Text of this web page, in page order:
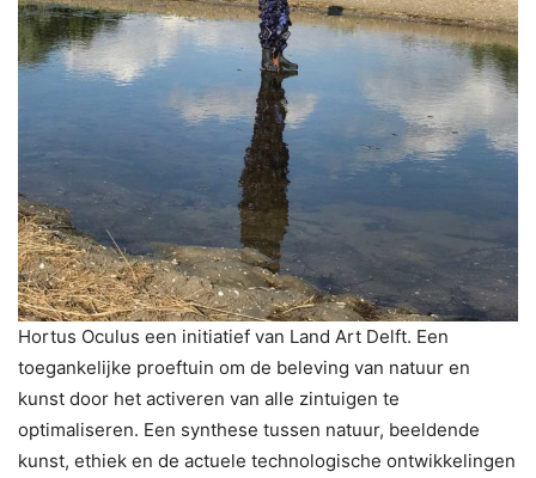
Hortus Oculus een initiatief van Land Art Delft. Een
toegankelijke proeftuin om de beleving van natuur en
kunst door het activeren van alle zintuigen te
optimaliseren. Een synthese tussen natuur, beeldende
kunst, ethiek en de actuele technologische ontwikkelingen